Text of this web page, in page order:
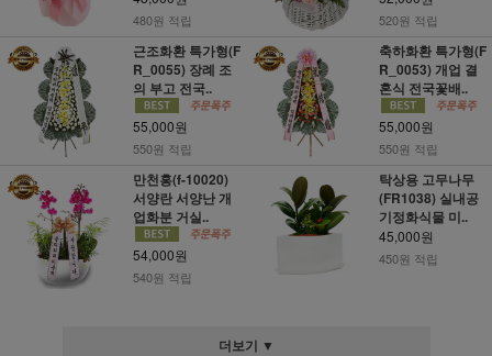
480원 적립 520원 적립
근조화환 특가형(F
R_0055) 장례 조
의 부고 전국..
55,000원
550원 적립
축하화환 특가형(F
R_0053) 개업 결
혼식 전국꽃배..
55,000원
550원 적립
만천홍(f-10020)
서양란 서양난 개
업화분 거실..
54,000원
540원 적립
탁상용 고무나무
(FR1038) 실내공
기정화식물 미..
45,000원
450원 적립
더보기 ▼